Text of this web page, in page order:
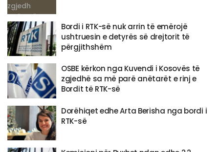
Bordi i RTK-së nuk arrin të emërojë
ushtruesin e detyrës së drejtorit të
përgjithshëm
OSBE kërkon nga Kuvendi i Kosovës të
zgjedhë sa më parë anëtarët e rinj e
Bordit të RTK-së
Dorëhiqet edhe Arta Berisha nga bordi i
RTK-së